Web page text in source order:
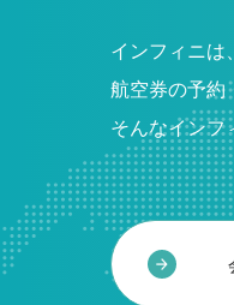
インフィニは
航空券の予約
そんなインフ